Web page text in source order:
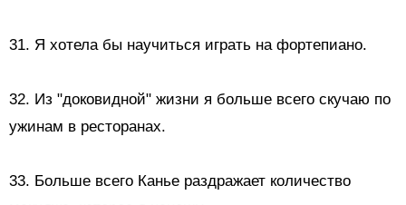
31. Я хотела бы научиться играть на фортепиано.
32. Из "доковидной" жизни я больше всего скучаю по
ужинам в ресторанах.
33. Больше всего Канье раздражает количество